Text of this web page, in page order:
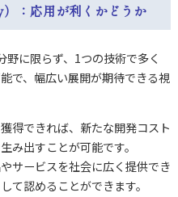
：応用が利くかどうか
に限らず、1つの技術で多く
で、幅広い展開が期待できる視
得できれば、新たな開発コスト
み出すことが可能です。
サービスを社会に広く提供でき
て認めることができます。